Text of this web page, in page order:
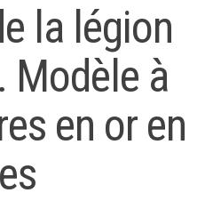
la légion
Modèle à
en or en